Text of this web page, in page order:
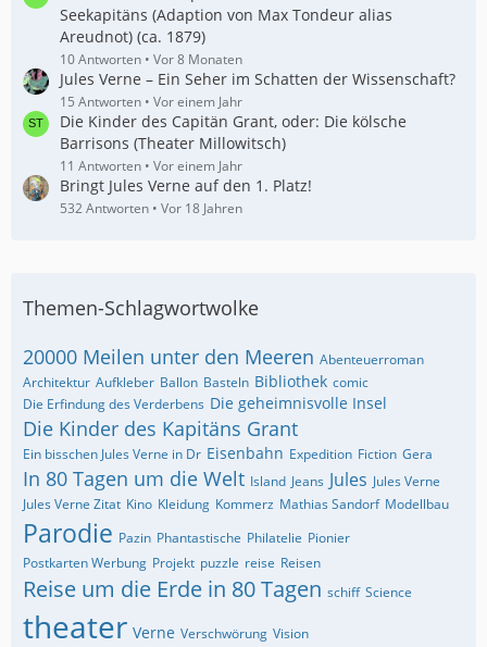
Seekapitäns (Adaption von Max Tondeur alias
Areudnot) (ca. 1879)
10 Antworten Vor 8 Monaten
Jules Verne – Ein Seher im Schatten der Wissenschaft?
15 Antworten Vor einem Jahr
Die Kinder des Capitän Grant, oder: Die kölsche
Barrisons (Theater Millowitsch)
11 Antworten Vor einem Jahr
Bringt Jules Verne auf den 1. Platz!
532 Antworten Vor 18 Jahren
Themen-Schlagwortwolke
20000 Meilen unter den Meeren Abenteuerroman
Architektur Aufkleber Ballon Basteln Bibliothek comic
Die Erfindung des Verderbens Die geheimnisvolle Insel
Die Kinder des Kapitäns Grant
Ein bisschen Jules Verne in Dr Eisenbahn Expedition Fiction Gera
In 80 Tagen um die Welt Island Jeans Jules Jules Verne
Jules Verne Zitat Kino Kleidung Kommerz Mathias Sandorf Modellbau
Parodie Pazin Phantastische Philatelie Pionier
Postkarten Werbung Projekt puzzle reise Reisen
Reise um die Erde in 80 Tagen schiff Science
theater Verne Verschwörung Vision